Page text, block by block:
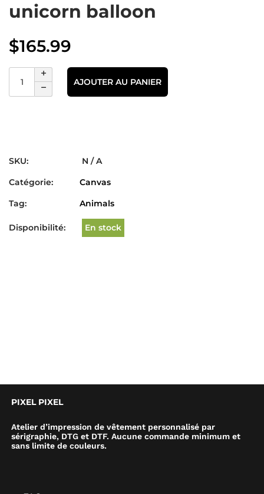
unicorn balloon
$165.99
AJOUTER AU PANIER
SKU:
N / A
Catégorie:
Canvas
Tag:
Animals
Disponibilité: En stock
PIXEL PIXEL
Atelier d’impression de vêtement personnalisé par
sérigraphie, DTG et DTF. Aucune commande minimum et
sans limite de couleurs.